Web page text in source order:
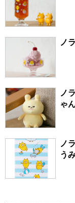
ノ
ゃ
ノ
う